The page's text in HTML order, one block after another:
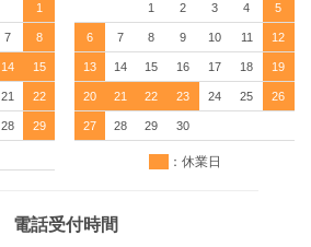
1
7 8
14 15
21 22
28 29
1 2 3 4 5
6 7 8 9 10 11 12
13 14 15 16 17 18 19
20 21 22 23 24 25 26
27 28 29 30
：休業日
電話受付時間